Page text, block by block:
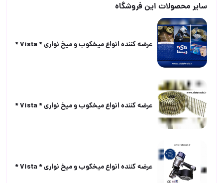
سایر محصولات این فروشگاه
عرضه كننده انواع ميخكوب و ميخ نوارى * Vista *
عرضه كننده انواع ميخكوب و ميخ نوارى * Vista *
عرضه كننده انواع ميخكوب و ميخ نوارى * Vista *